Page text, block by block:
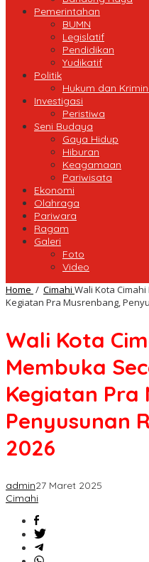
Pemerintahan
BUMN
Legislatif
Pendidikan
Yudikatif
Politik
Hukum dan
Investigasi
Peristiwa
Seni Budaya
Gaya Hidup
Hiburan
Keagamaan
Pariwisata
Ekonomi
Olahraga
Pariwara
Ragam
Galeri
Foto
Video
Home / Cimahi Wali Kota
Kegiatan Pra Musrenbang,
Wali Kota
Membuka
Kegiatan Pra
Penyusunan
2026
admin27 Maret 2025
Cimahi